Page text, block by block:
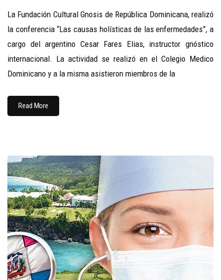
La Fundación Cultural Gnosis de República Dominicana, realizó
la conferencia “Las causas holísticas de las enfermedades”, a
cargo del argentino Cesar Fares Elias, instructor gnóstico
internacional. La actividad se realizó en el Colegio Medico
Dominicano y a la misma asistieron miembros de la
Read More